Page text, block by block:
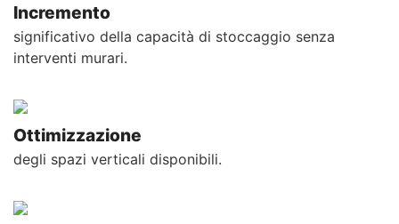
Incremento
significativo della capacità di stoccaggio senza
interventi murari.
Ottimizzazione
degli spazi verticali disponibili.